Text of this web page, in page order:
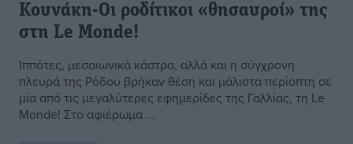
Κουνάκη-Οι ροδίτικοι «θησαυροί» της
στη Le Monde!
Ιππότες, μεσαιωνικά κάστρα, αλλά και η σύγχρονη
πλευρά της Ρόδου βρήκαν θέση και μάλιστα περίοπτη σε
μία από τις μεγαλύτερες εφημερίδες της Γαλλίας, τη Le
Monde! Στο αφιέρωμα ...